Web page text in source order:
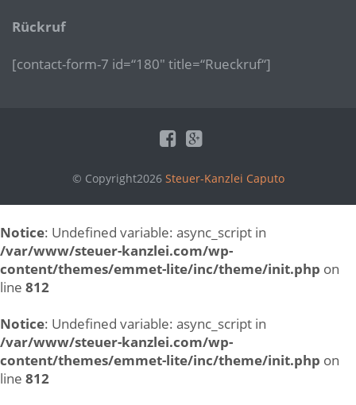
Rückruf
[contact-form-7 id=“180″ title=“Rueckruf“]
© Copyright2026 Steuer-Kanzlei Caputo
Notice: Undefined variable: async_script in
/var/www/steuer-kanzlei.com/wp-
content/themes/emmet-lite/inc/theme/init.php on
line 812
Notice: Undefined variable: async_script in
/var/www/steuer-kanzlei.com/wp-
content/themes/emmet-lite/inc/theme/init.php on
line 812